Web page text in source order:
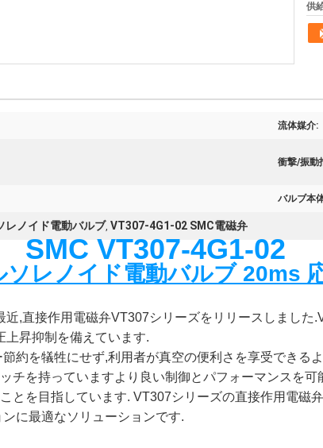
供
流体媒介:
衝撃/振動
バルブ本
レノイド電動バルブ, VT307-4G1-02 SMC電磁弁
SMC VT307-4G1-02
ソレノイド電動バルブ 20ms
,直接作用電磁弁VT307シリーズをリリースしました
上昇抑制を備えています.
約を犠牲にせず,利用者が真空の便利さを享受できる
チを持っていますより良い制御とパフォーマンスを可
とを目指しています. VT307シリーズの直接作用電磁
に最適なソリューションです.